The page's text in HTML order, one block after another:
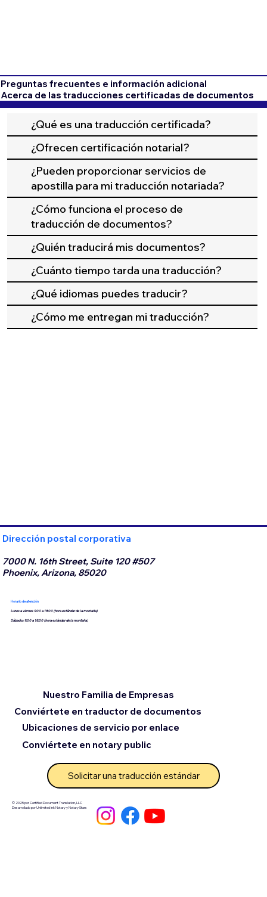
Preguntas frecuentes e información adicional
Acerca de las traducciones certificadas de documentos
¿Qué es una traducción certificada?
¿Ofrecen certificación notarial?
¿Pueden proporcionar servicios de
apostilla para mi traducción notariada?
¿Cómo funciona el proceso de
traducción de documentos?
¿Quién traducirá mis documentos?
¿Cuánto tiempo tarda una traducción?
¿Qué idiomas puedes traducir?
¿Cómo me entregan mi traducción?
Dirección postal corporativa
7000 N. 16th Street, Suite 120 #507
Phoenix, Arizona, 85020
Horario de atención
Lunes a viernes 9:00 a 18:00 (hora estándar de la montaña)
Sábados 9:00 a 18:00 (hora estándar de la montaña)
© 2025 por Certified Document Translation, LLC
Desarrollado por Unlimited Ink Notary y Notary Stars
Conviértete en traductor de documentos
Ubicaciones de servicio por enlace
Nuestro Familia de Empresas
Conviértete en notary public
Solicitar una traducción estándar